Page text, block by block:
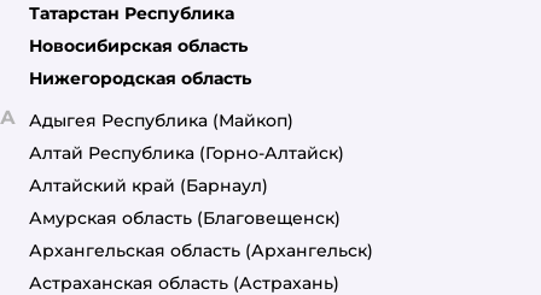
Татарстан Республика
Новосибирская область
Нижегородская область
А Адыгея Республика (Майкоп)
Алтай Республика (Горно-Алтайск)
Алтайский край (Барнаул)
Амурская область (Благовещенск)
Архангельская область (Архангельск)
Астраханская область (Астрахань)